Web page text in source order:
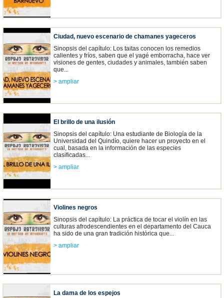
Ciudad, nuevo escenario de chamanes yageceros
Sinopsis del capítulo: Los taitas conocen los remedios
calientes y fríos, saben que el yagé emborracha, hace ver
visiones de gentes, ciudades y animales, también saben
que...
> ampliar
El brillo de una ilusión
Sinopsis del capítulo: Una estudiante de Biología de la
Universidad del Quindío, quiere hacer un proyecto en el
cual, basada en la información de las especies
clasificadas...
> ampliar
Violines negros
Sinopsis del capítulo: La práctica de tocar el violín en las
culturas afrodescendientes en el departamento del Cauca
ha sido de una gran tradición histórica que...
> ampliar
La dama de los espejos